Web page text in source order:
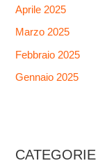
Aprile 2025
Marzo 2025
Febbraio 2025
Gennaio 2025
CATEGORIE